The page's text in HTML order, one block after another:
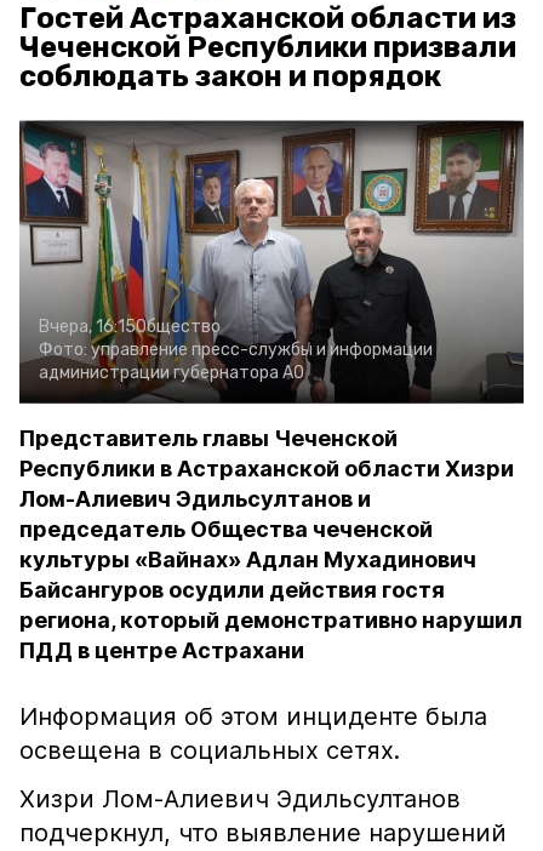
Гостей Астраханской области из
Чеченской Республики призвали
соблюдать закон и порядок
Вчера, 16:15Общество
Фото: управление пресс-службы и информации
администрации губернатора АО
Представитель главы Чеченской
Республики в Астраханской области Хизри
Лом-Алиевич Эдильсултанов и
председатель Общества чеченской
культуры «Вайнах» Адлан Мухадинович
Байсангуров осудили действия гостя
региона, который демонстративно нарушил
ПДД в центре Астрахани
Информация об этом инциденте была
освещена в социальных сетях.
Хизри Лом-Алиевич Эдильсултанов
подчеркнул, что выявление нарушений